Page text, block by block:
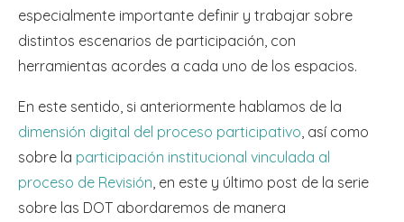
especialmente importante definir y trabajar sobre
distintos escenarios de participación, con
herramientas acordes a cada uno de los espacios.
En este sentido, si anteriormente hablamos de la
dimensión digital del proceso participativo , así como
sobre la participación institucional vinculada al
proceso de Revisión , en este y último post de la serie
sobre las DOT abordaremos de manera